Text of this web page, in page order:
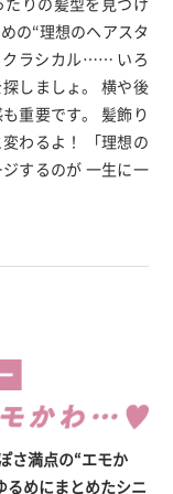
の“理想のヘアスタ
クラシカル…… いろ
しましょ。
横や後
重要です。
髪飾り
わるよ！
「理想の
するのが 一生に一
さ満点の“エモか
るめにまとめたシニ